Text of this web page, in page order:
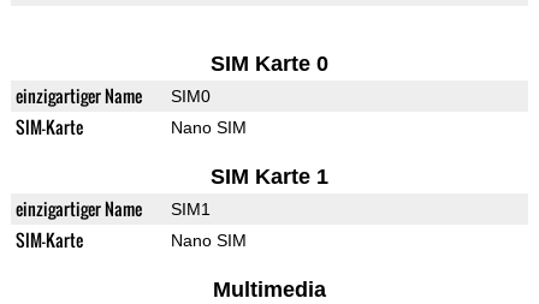
SIM Karte 0
einzigartiger Name SIM0
SIM-Karte Nano SIM
SIM Karte 1
einzigartiger Name SIM1
SIM-Karte Nano SIM
Multimedia